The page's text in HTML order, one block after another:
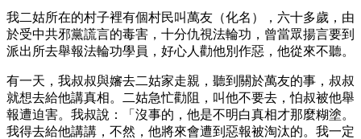
我二姑所在的村子裡有個村民叫萬友（化名），六十多歲，由
於受中共邪黨謊言的毒害，十分仇視法輪功，曾當眾揚言要到
派出所去舉報法輪功學員，好心人勸他別作惡，他從來不聽。
有一天，我叔叔與嬸去二姑家走親，聽到關於萬友的事，叔叔
就想去給他講真相。二姑急忙勸阻，叫他不要去，怕叔被他舉
報遭迫害。我叔說：「沒事的，他是不明白真相才那麼糊塗。
我得去給他講講，不然，他將來會遭到惡報被淘汰的。我一定